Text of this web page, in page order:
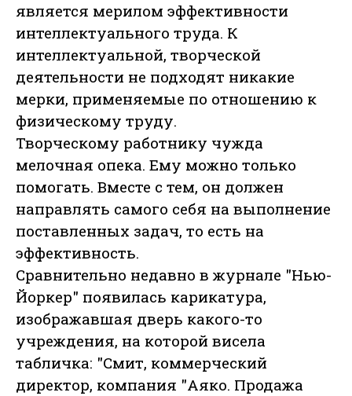
является мерилом эффективности
интеллектуального труда. К
интеллектуальной, творческой
деятельности не подходят никакие
мерки, применяемые по отношению к
физическому труду.
Творческому работнику чужда
мелочная опека. Ему можно только
помогать. Вместе с тем, он должен
направлять самого себя на выполнение
поставленных задач, то есть на
эффективность.
Сравнительно недавно в журнале "Нью-
Йоркер" появилась карикатура,
изображавшая дверь какого-то
учреждения, на которой висела
табличка: "Смит, коммерческий
директор, компания "Аяко. Продажа